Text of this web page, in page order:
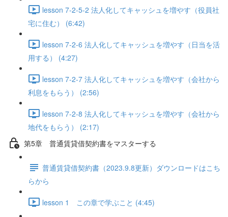
lesson 7-2-5-2 法人化してキャッシュを増やす（役員社
宅に住む） (6:42)
lesson 7-2-6 法人化してキャッシュを増やす（日当を活
用する） (4:27)
lesson 7-2-7 法人化してキャッシュを増やす（会社から
利息をもらう） (2:56)
lesson 7-2-8 法人化してキャッシュを増やす（会社から
地代をもらう） (2:17)
第5章 普通賃貸借契約書をマスターする
普通賃貸借契約書（2023.9.8更新）ダウンロードはこち
らから
lesson 1 この章で学ぶこと (4:45)